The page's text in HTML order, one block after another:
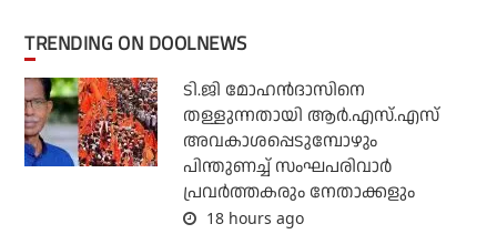
TRENDING ON DOOLNEWS
ടി.ജി മോഹന്‍ദാസിനെ
തള്ളുന്നതായി ആര്‍.എസ്.എസ്
അവകാശപ്പെടുമ്പോഴും
പിന്തുണച്ച് സംഘപരിവാര്‍
പ്രവര്‍ത്തകരും നേതാക്കളും
18 hours ago